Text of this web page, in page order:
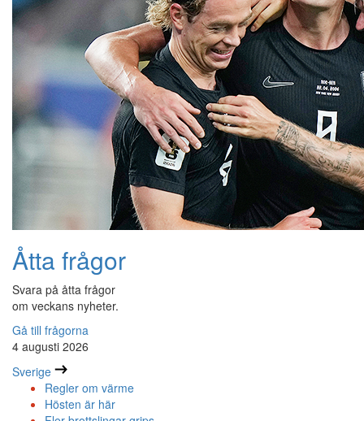
Åtta frågor
Svara på åtta frågor
om veckans nyheter.
Gå till frågorna
4 augusti 2026
Sverige
Regler om värme
Hösten är här